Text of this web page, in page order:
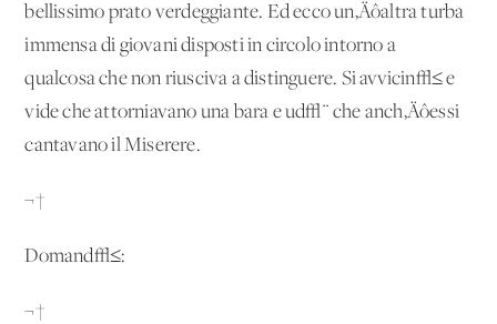
bellissimo prato verdeggiante. Ed ecco un‚Äôaltra turba
immensa di giovani disposti in circolo intorno a
qualcosa che non riusciva a distinguere. Si avvicin√≤ e
vide che attorniavano una bara e ud√¨ che anch‚Äôessi
cantavano il Miserere.
¬†
Domand√≤:
¬†